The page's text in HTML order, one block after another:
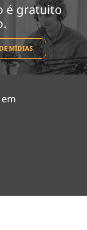
é gratuito
MÍDIAS